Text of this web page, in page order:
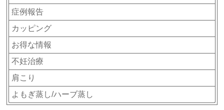
症例報告
カッピング
お得な情報
不妊治療
肩こり
よもぎ蒸し/ハーブ蒸し